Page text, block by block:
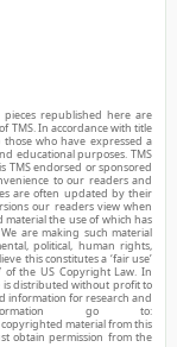
pieces republished here are
TMS. In accordance with title
who have expressed a
educational purposes. TMS
TMS endorsed or sponsored
to our readers and
are often updated by their
our readers view when
material the use of which has
are making such material
political, human rights,
this constitutes a ‘fair use’
the US Copyright Law. In
is distributed without profit to
information for research and
go to:
material from this
obtain permission from the